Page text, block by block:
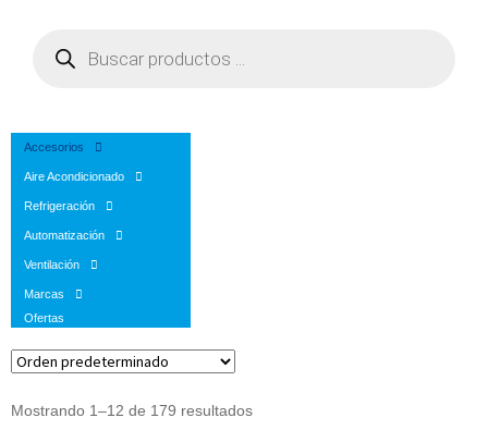
Accesorios
Aire Acondicionado
Refrigeración
Automatización
Ventilación
Marcas
Ofertas
Mostrando 1–12 de 179 resultados